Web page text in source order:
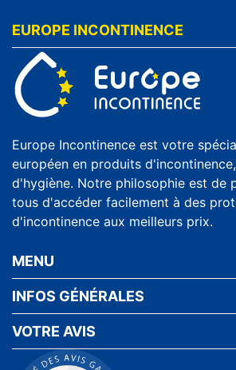
EUROPE INCONTINENCE
Europe Incontinence est votre
européen en produits
d'hygiène. Notre philosophie est de
tous d'accéder facilement à des
d'incontinence aux meilleurs prix.
MENU
INFOS GÉNÉRALES
VOTRE AVIS